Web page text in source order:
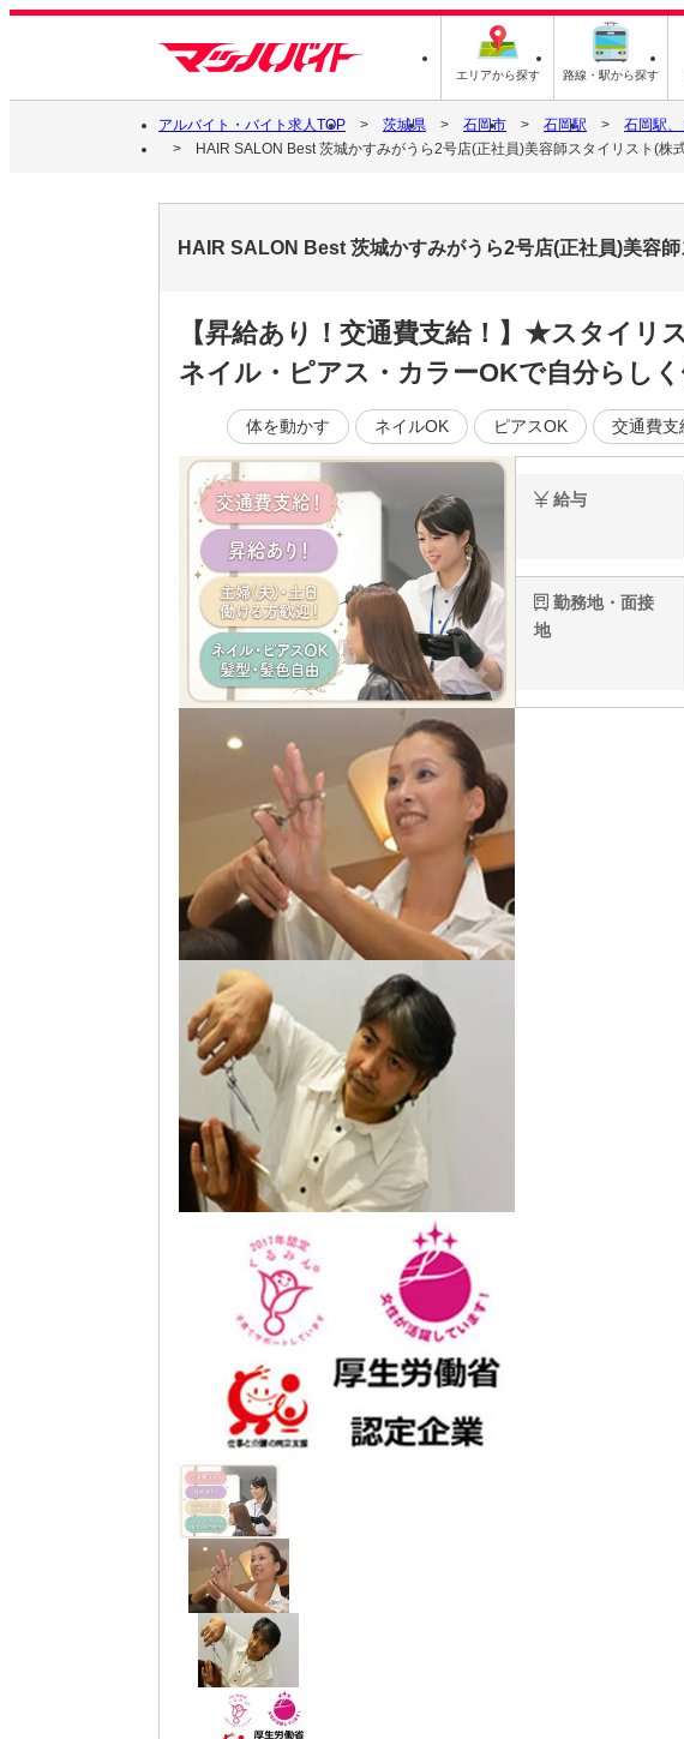
エリアから探す 路線・駅から探す
アルバイト・バイト求人TOP 茨城県 石岡市 石岡駅 石岡駅
HAIR SALON Best 茨城かすみがうら2号店(正社員)美容師スタイリスト(株
HAIR SALON Best 茨城かすみがうら2号店(正社員)美容
【昇給あり！交通費支給！】★スタイ
ネイル・ピアス・カラーOKで自分らし
体を動かす ネイルOK ピアスOK 交通費支
給与
勤務地・面接
地